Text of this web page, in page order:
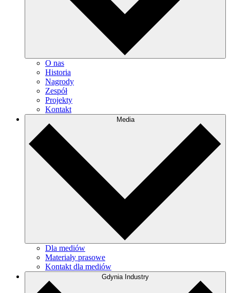
O nas
Historia
Nagrody
Zespół
Projekty
Kontakt
Media
Dla mediów
Materiały prasowe
Kontakt dla mediów
Gdynia Industry